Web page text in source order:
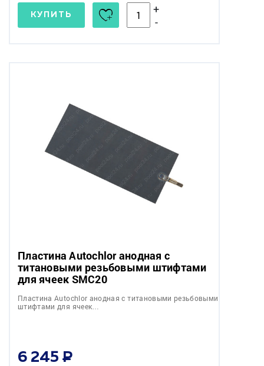
КУПИТЬ
+
-
Пластина Autochlor анодная с
титановыми резьбовыми штифтами
для ячеек SMC20
Пластина Autochlor анодная с титановыми резьбовыми
штифтами для ячеек…
6 245